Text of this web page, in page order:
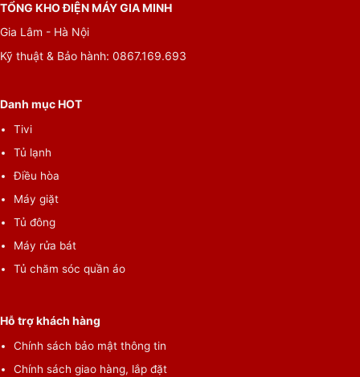
TỔNG KHO ĐIỆN MÁY GIA MINH
Gia Lâm - Hà Nội
Kỹ thuật & Bảo hành: 0867.169.693
Danh mục HOT
Tivi
Tủ lạnh
Điều hòa
Máy giặt
Tủ đông
Máy rửa bát
Tủ chăm sóc quần áo
Hỗ trợ khách hàng
Chính sách bảo mật thông tin
Chính sách giao hàng, lắp đặt